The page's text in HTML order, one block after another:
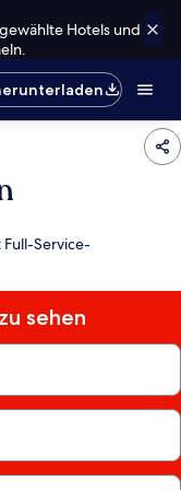
Hotels und
Service-
sehen